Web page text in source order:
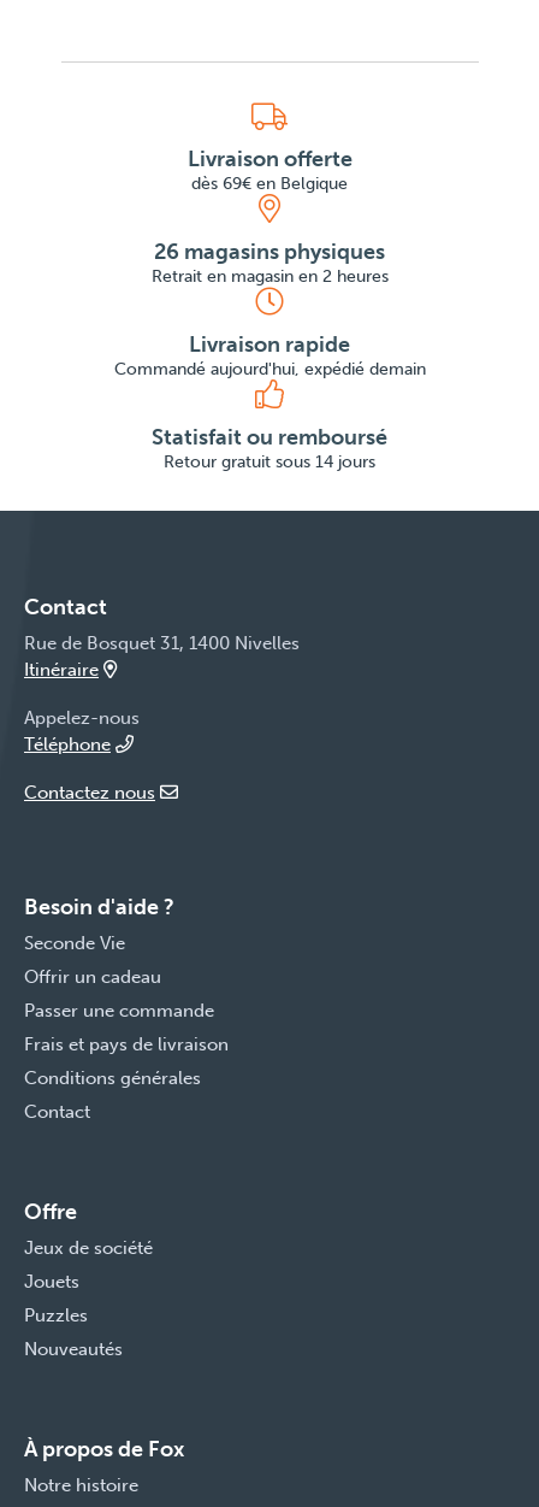
Livraison offerte
dès 69€ en Belgique
26 magasins physiques
Retrait en magasin en 2 heures
Livraison rapide
Commandé aujourd'hui, expédié demain
Statisfait ou remboursé
Retour gratuit sous 14 jours
Contact
Rue de Bosquet 31, 1400 Nivelles
Itinéraire
Appelez-nous
Téléphone
Contactez nous
Besoin d'aide ?
Seconde Vie
Offrir un cadeau
Passer une commande
Frais et pays de livraison
Conditions générales
Contact
Offre
Jeux de société
Jouets
Puzzles
Nouveautés
À propos de Fox
Notre histoire